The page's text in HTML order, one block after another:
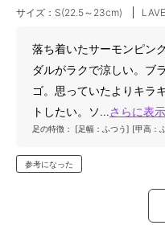
サイズ：S(22.5～23cm)
落ち着いたサーモンピン
ダルがラクで涼しい。ブ
ゴ。思っていたよりキラ
トしたい。ソ... さらに表示
足の特徴： [足幅：ふつう] [甲高：
参考になった